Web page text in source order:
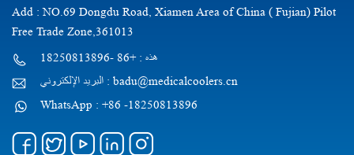
Add : NO.69 Dongdu Road, Xiamen Area of China ( Fujian) Pilot
Free Trade Zone,361013
هذه : +86 -18250813896
البريد الإلكتروني : badu@medicalcoolers.cn
WhatsApp : +86 -18250813896